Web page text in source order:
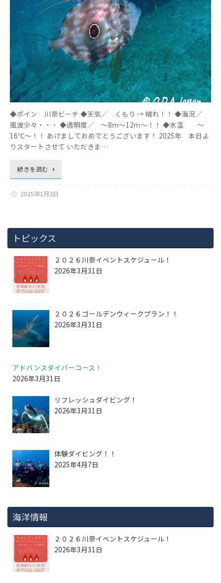
◆ポイン 川奈ビーチ ◆天気／ くもり → 晴れ！！ ◆海況／
風波少々・・・ ◆透明度／ ～8ｍ～12ｍ～！！ ◆水温 ～
16℃～！！ あけましておめでとうございます！ 2025年 本日よ
りスタートさせて いただきま…
続きを読む
2025年1月3日
トピックス
２０２６川奈イベントスケジュール！
2026年3月31日
２０２６ゴールデンウィークプラン！！
2026年3月31日
アドバンスダイバーコース！
2026年3月31日
リフレッシュダイビング！
2026年3月31日
体験ダイビング！！
2025年4月7日
海洋情報
２０２６川奈イベントスケジュール！
2026年3月31日